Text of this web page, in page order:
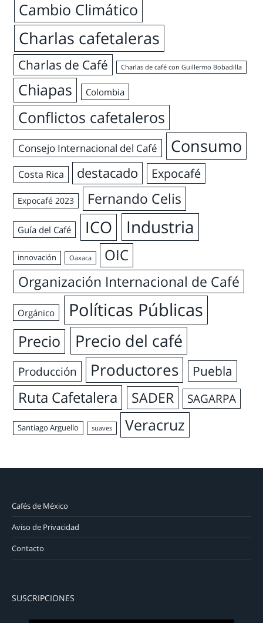
Cambio Climático
Charlas cafetaleras
Charlas de Café Charlas de café con Guillermo Bobadilla
Chiapas Colombia
Conflictos cafetaleros
Consejo Internacional del Café Consumo
Costa Rica destacado Expocafé
Expocafé 2023 Fernando Celis
Guía del Café ICO Industria
innovación Oaxaca
OIC
Organización Internacional de Café
Orgánico Políticas Públicas
Precio Precio del café
Producción Productores Puebla
Ruta Cafetalera SADER SAGARPA
Santiago Arguello suaves Veracruz
Cafés de México
Aviso de Privacidad
Contacto
SUSCRIPCIONES